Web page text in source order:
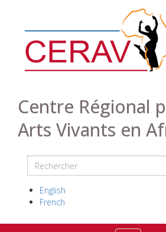
contenu
principal
Centre Régional
Arts Vivants en
Search
Rechercher
English
French